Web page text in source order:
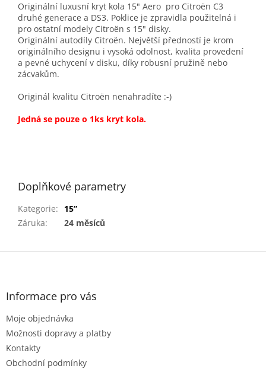
Originální luxusní kryt kola 15" Aero pro Citroën C3
druhé generace a DS3. Poklice je zpravidla použitelná i
pro ostatní modely Citroën s 15" disky.
Originální autodíly Citroën. Největší předností je krom
originálního designu i vysoká odolnost, kvalita provedení
a pevné uchycení v disku, díky robusní pružině nebo
zácvakům.
Originál kvalitu Citroën nenahradíte :-)
Jedná se pouze o 1ks kryt kola.
Doplňkové parametry
Kategorie:
15”
Záruka: 24 měsíců
Z
Informace pro vás
Moje objednávka
Možnosti dopravy a platby
Kontakty
Obchodní podmínky